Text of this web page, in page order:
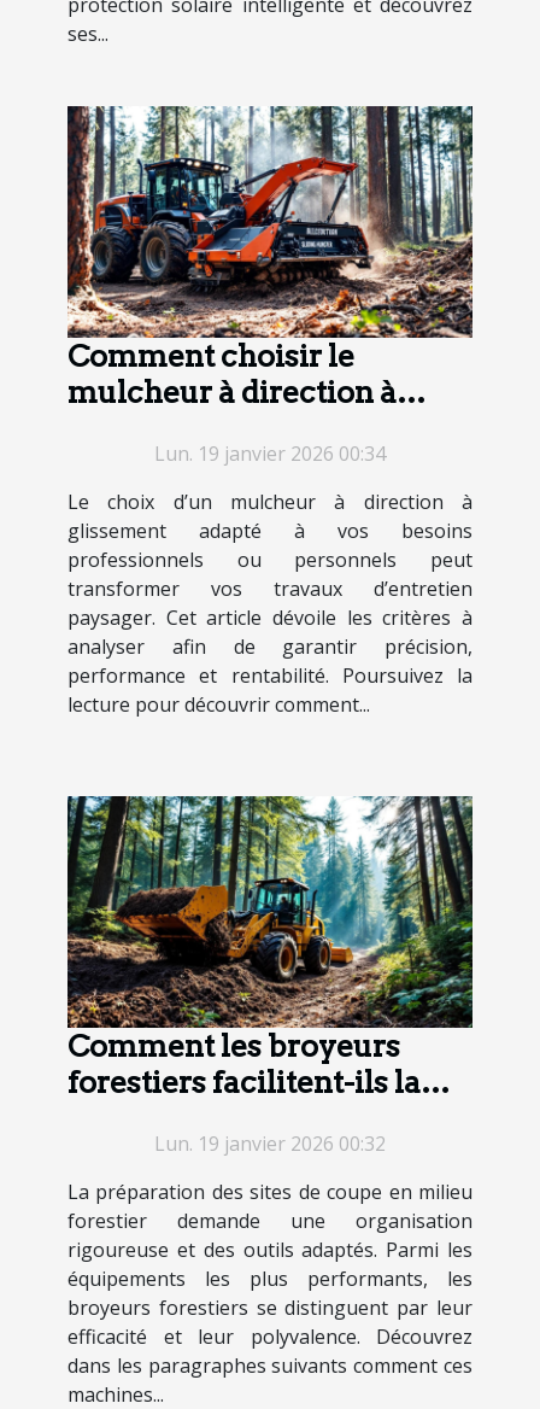
ses...
Comment choisir le
mulcheur à direction à
besoins ?Lun. 19 janvier 2026 00:34
Le choix d’un mulcheur à direction à
glissement adapté à vos besoins
professionnels ou personnels peut
transformer vos travaux d’entretien
paysager. Cet article dévoile les critères à
analyser afin de garantir précision,
performance et rentabilité. Poursuivez la
lecture pour découvrir comment...
Comment les broyeurs
forestiers facilitent-ils la
coupe ?Lun. 19 janvier 2026 00:32
La préparation des sites de coupe en milieu
forestier demande une organisation
rigoureuse et des outils adaptés. Parmi les
équipements les plus performants, les
broyeurs forestiers se distinguent par leur
efficacité et leur polyvalence. Découvrez
dans les paragraphes suivants comment ces
machines...